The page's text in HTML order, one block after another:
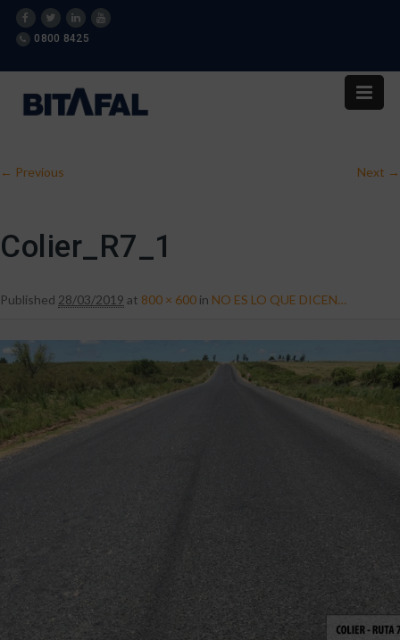
0800 8425
Image navigation
← Previous Next →
Colier_R7_1
Published 28/03/2019 at 800 × 600 in NO ES LO QUE DICEN…